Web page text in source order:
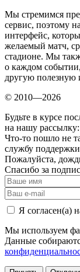
Мы стремимся
сервис, поэтому
интерфейс,
желаемый матч,
стадионе. Мы
о каждом
другую
© 2010—2026
Будьте в курсе
на нашу рассылку:
Что-то пошло не
службу
Пожалуйста,
Спасибо за
Я согласен(а)
Мы используем
Данные